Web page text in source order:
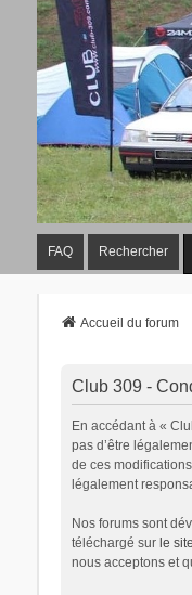
FAQ Rechercher
Accueil du forum
Club 309 -
En accédant à «
pas d’être
de ces
légalement
Nos forums sont
téléchargé sur le
nous acceptons et